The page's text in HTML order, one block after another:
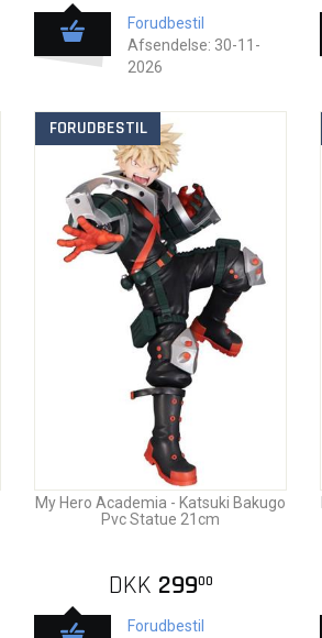
Forudbestil
Afsendelse: 30-11-
2026
FORUDBESTIL
My Hero Academia - Katsuki Bakugo
Pvc Statue 21cm
DKK 29900
Forudbestil